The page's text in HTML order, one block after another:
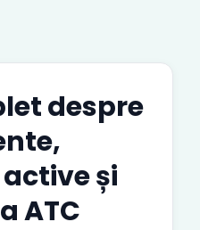
despre
și
ATC